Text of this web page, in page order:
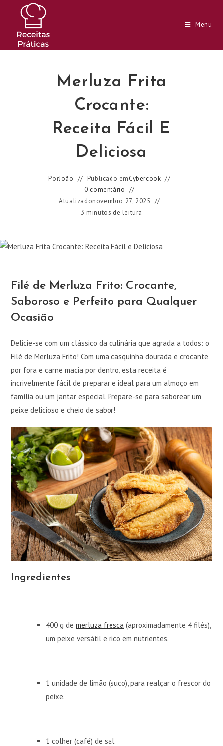
conteúdo
Menu
Merluza Frita
Crocante:
Receita Fácil E
Deliciosa
PorJoão Publicado emCybercook
0 comentário
Atualizadonovembro 27, 2025
3 minutos de leitura
Filé de Merluza Frito: Crocante,
Saboroso e Perfeito para Qualquer
Ocasião
Delicie-se com um clássico da culinária que agrada a todos: o
Filé de Merluza Frito! Com uma casquinha dourada e crocante
por fora e carne macia por dentro, esta receita é
incrivelmente fácil de preparar e ideal para um almoço em
família ou um jantar especial. Prepare-se para saborear um
peixe delicioso e cheio de sabor!
Ingredientes
400 g demerluza fresca (aproximadamente 4 filés),
um peixe versátil e rico em nutrientes.
1 unidade de limão (suco), para realçar o frescor do
peixe.
1 colher (café) de sal.